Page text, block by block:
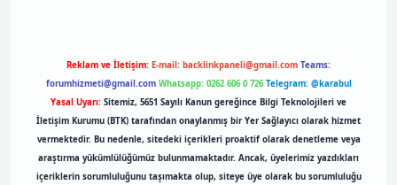
Reklam ve İletişim: E-mail: backlinkpaneli@gmail.com Teams:
forumhizmeti@gmail.com Whatsapp: 0262 606 0 726 Telegram: @karabul
Yasal Uyarı: Sitemiz, 5651 Sayılı Kanun gereğince Bilgi Teknolojileri ve
İletişim Kurumu (BTK) tarafından onaylanmış bir Yer Sağlayıcı olarak hizmet
vermektedir. Bu nedenle, sitedeki içerikleri proaktif olarak denetleme veya
araştırma yükümlülüğümüz bulunmamaktadır. Ancak, üyelerimiz yazdıkları
içeriklerin sorumluluğunu taşımakta olup, siteye üye olarak bu sorumluluğu